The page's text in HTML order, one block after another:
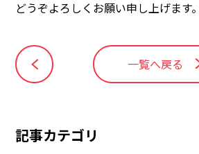
どうぞよろしくお願い申し上げます。
一覧へ戻る
記事カテゴリ